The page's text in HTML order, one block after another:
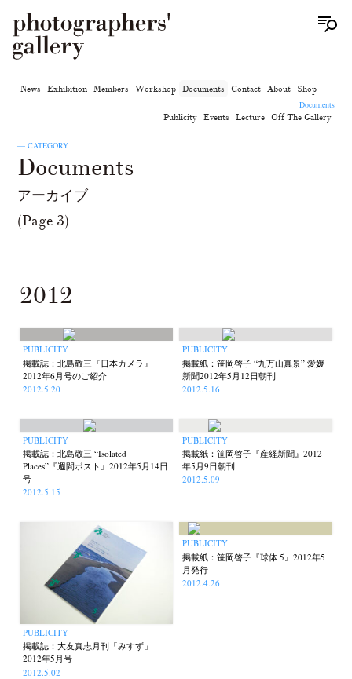
News Exhibition Members Workshop Documents Contact About
Shop
Documents
Publicity Events Lecture Off The Gallery
— CATEGORY
Documents
アーカイブ
(Page 3)
2012
PUBLICITY
掲載誌：北島敬三『日本カメラ』
2012年6月号のご紹介
2012.5.20
PUBLICITY
掲載紙：笹岡啓子 “九万山真景” 愛媛
新聞2012年5月12日朝刊
2012.5.16
PUBLICITY
掲載誌：北島敬三 “Isolated
Places”『週間ポスト』2012年5月14日
号
2012.5.15
PUBLICITY
掲載紙：笹岡啓子『産経新聞』2012
年5月9日朝刊
2012.5.09
PUBLICITY
掲載誌：大友真志月刊「みすず」
2012年5月号
2012.5.02
PUBLICITY
掲載紙：笹岡啓子『球体 5』2012年5
月発行
2012.4.26